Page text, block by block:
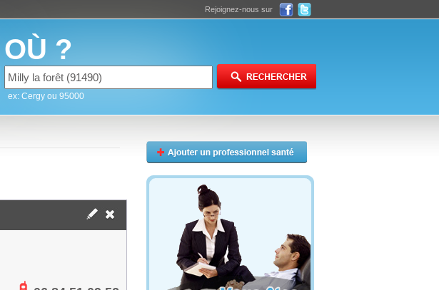
Rejoignez-nous sur
OÙ ?
ex: Cergy ou 95000